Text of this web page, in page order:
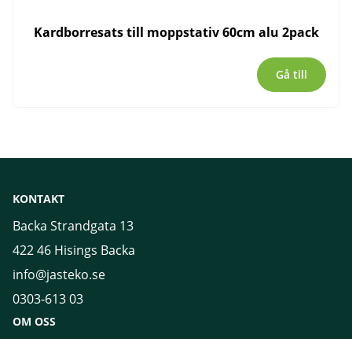
Kardborresats till moppstativ 60cm alu 2pack
Gå till
KONTAKT
Backa Strandgata 13
422 46 Hisings Backa
info@jasteko.se
0303-613 03
OM OSS